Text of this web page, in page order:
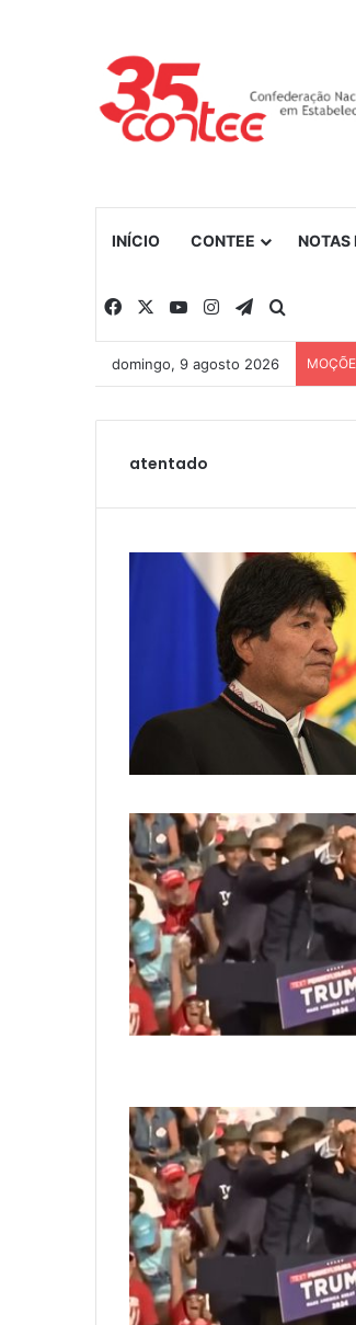
INÍCIO CONTEE NOTAS
Facebook YouTubeInstagramTelegram
domingo, 9 agosto 2026
atentado